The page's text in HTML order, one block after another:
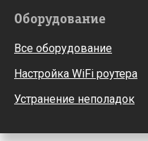
Оборудование
Все оборудование
Настройка WiFi роутера
Устранение неполадок